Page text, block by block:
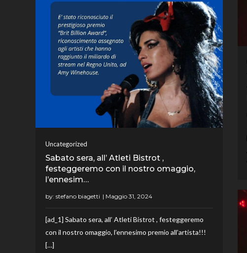
Uncategorized
Sabato sera, all’ Atleti Bistrot ,
festeggeremo con il nostro omaggio,
l’ennesim…
by: stefano biagetti
[ad_1] Sabato sera, all’ Atleti Bistrot , festeggeremo
con il nostro omaggio, l’ennesimo premio all’artista!!!
[…]